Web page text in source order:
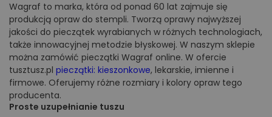
Wagraf to marka, która od ponad 60 lat zajmuje się
produkcją opraw do stempli. Tworzą oprawy najwyższej
jakości do pieczątek wyrabianych w różnych technologiach,
także innowacyjnej metodzie błyskowej. W naszym sklepie
można zamówić pieczątki Wagraf online. W ofercie
tusztusz.pl pieczątki: kieszonkowe, lekarskie, imienne i
firmowe. Oferujemy różne rozmiary i kolory opraw tego
producenta.
Proste uzupełnianie tuszu